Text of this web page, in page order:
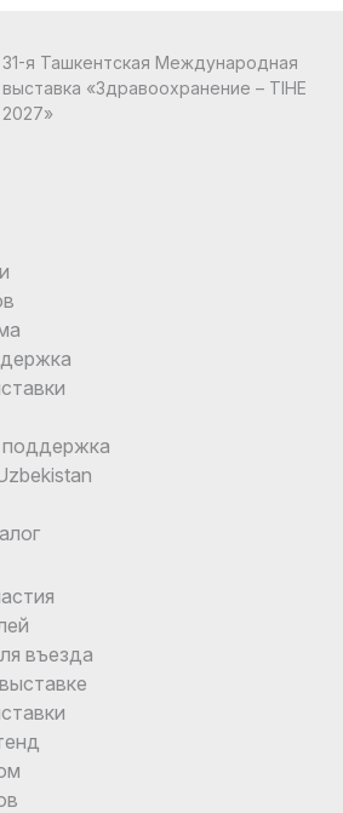
31-я Ташкентская Международная
выставка «Здравоохранение – TIHE
2027»
въезда